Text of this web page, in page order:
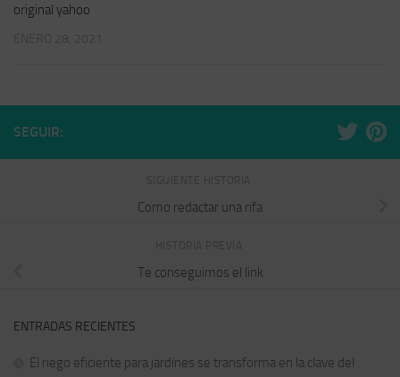
original yahoo
SEGUIR:
Como redactar una rifa
Te conseguimos el link
ENTRADAS RECIENTES
El riego eficiente para jardines se transforma en la clave del